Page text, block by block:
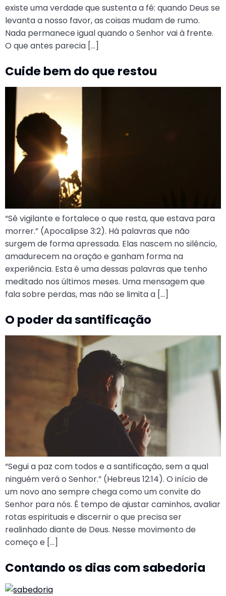
existe uma verdade que sustenta a fé: quando Deus se
levanta a nosso favor, as coisas mudam de rumo.
Nada permanece igual quando o Senhor vai à frente.
O que antes parecia […]
Cuide bem do que restou
“Sê vigilante e fortalece o que resta, que estava para
morrer.” (Apocalipse 3:2). Há palavras que não
surgem de forma apressada. Elas nascem no silêncio,
amadurecem na oração e ganham forma na
experiência. Esta é uma dessas palavras que tenho
meditado nos últimos meses. Uma mensagem que
fala sobre perdas, mas não se limita a […]
O poder da santificação
“Segui a paz com todos e a santificação, sem a qual
ninguém verá o Senhor.” (Hebreus 12:14). O início de
um novo ano sempre chega como um convite do
Senhor para nós. É tempo de ajustar caminhos, avaliar
rotas espirituais e discernir o que precisa ser
realinhado diante de Deus. Nesse movimento de
começo e […]
Contando os dias com sabedoria